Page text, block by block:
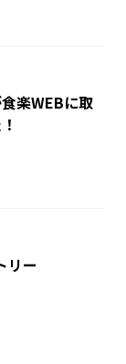
楽WEBに取
リー